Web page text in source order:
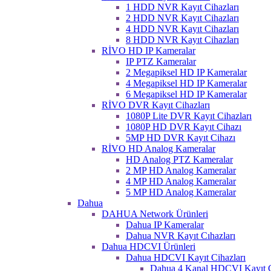
1 HDD NVR Kayıt Cihazları
2 HDD NVR Kayıt Cihazları
4 HDD NVR Kayıt Cihazları
8 HDD NVR Kayıt Cihazları
RİVO HD IP Kameralar
IP PTZ Kameralar
2 Megapiksel HD IP Kameralar
4 Megapiksel HD IP Kameralar
6 Megapiksel HD IP Kameralar
RİVO DVR Kayıt Cihazları
1080P Lite DVR Kayıt Cihazları
1080P HD DVR Kayıt Cihazı
5MP HD DVR Kayıt Cihazı
RİVO HD Analog Kameralar
HD Analog PTZ Kameralar
2 MP HD Analog Kameralar
4 MP HD Analog Kameralar
5 MP HD Analog Kameralar
Dahua
DAHUA Network Ürünleri
Dahua IP Kameralar
Dahua NVR Kayıt Cıhazları
Dahua HDCVI Ürünleri
Dahua HDCVI Kayıt Cihazları
Dahua 4 Kanal HDCVI Kayıt